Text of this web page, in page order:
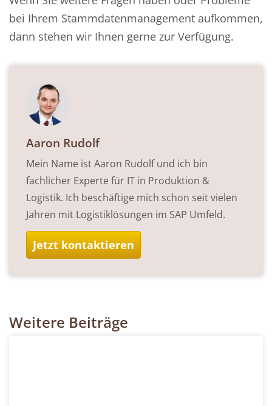
bei Ihrem Stammdatenmanagement aufkommen,
dann stehen wir Ihnen gerne zur Verfügung.
Aaron Rudolf
Mein Name ist Aaron Rudolf und ich bin
fachlicher Experte für IT in Produktion &
Logistik. Ich beschäftige mich schon seit vielen
Jahren mit Logistiklösungen im SAP Umfeld.
Jetzt kontaktieren
Weitere Beiträge